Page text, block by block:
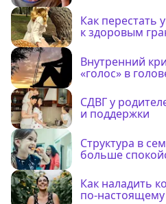
Как перестать
к здоровым
Внутренний
«голос» в
СДВГ у
и поддержки
Структура в
больше
Как наладить
по-